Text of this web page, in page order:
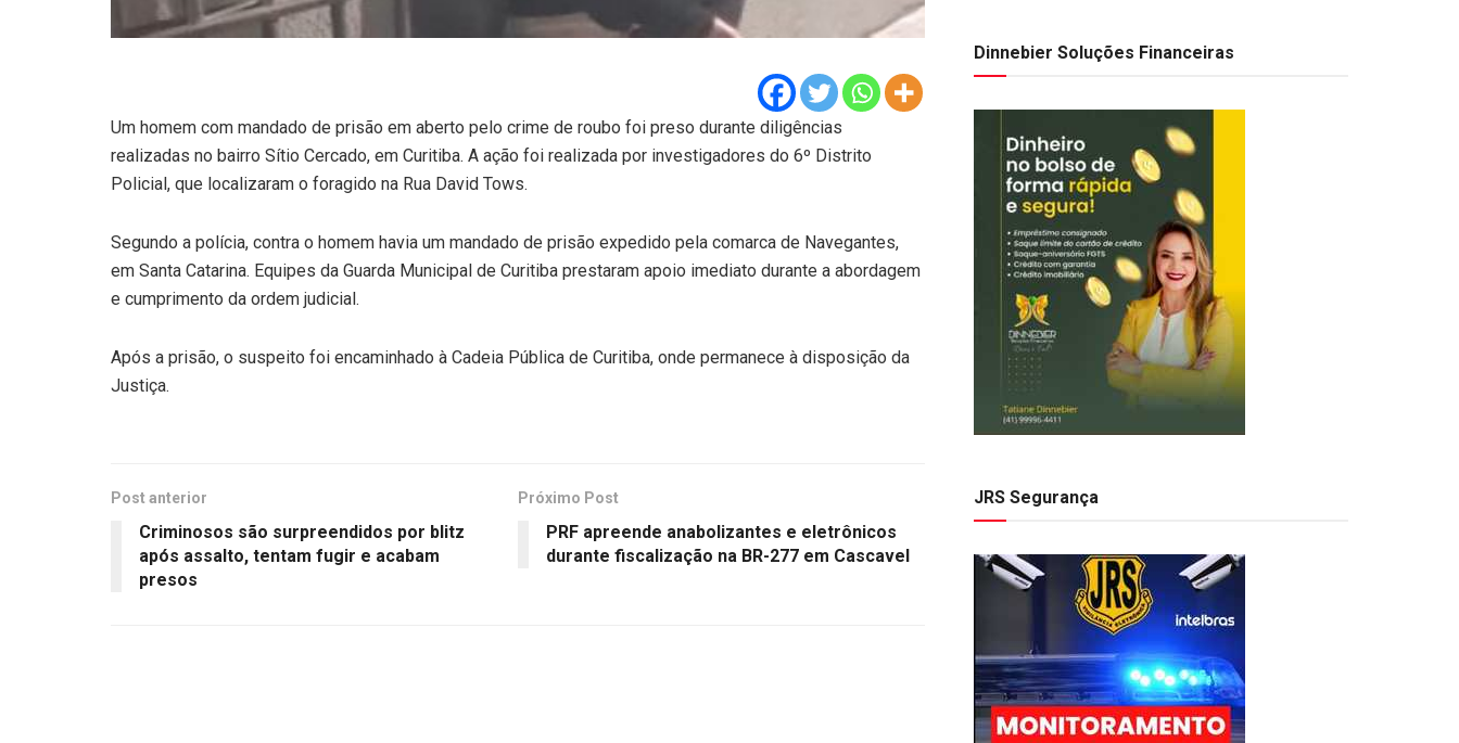
Um homem com mandado de prisão em aberto pelo crime de roubo foi preso durante diligências
realizadas no bairro Sítio Cercado, em Curitiba. A ação foi realizada por investigadores do 6º Distrito
Policial, que localizaram o foragido na Rua David Tows.
Segundo a polícia, contra o homem havia um mandado de prisão expedido pela comarca de Navegantes,
em Santa Catarina. Equipes da Guarda Municipal de Curitiba prestaram apoio imediato durante a abordagem
e cumprimento da ordem judicial.
Após a prisão, o suspeito foi encaminhado à Cadeia Pública de Curitiba, onde permanece à disposição da
Justiça.
Post anterior
Criminosos são surpreendidos por blitz
após assalto, tentam fugir e acabam
presos
Próximo Post
PRF apreende anabolizantes e eletrônicos
durante fiscalização na BR-277 em Cascavel
Dinnebier Soluções Financeiras
JRS Segurança